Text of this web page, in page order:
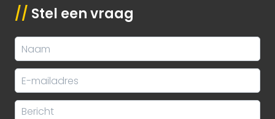
// Stel een vraag